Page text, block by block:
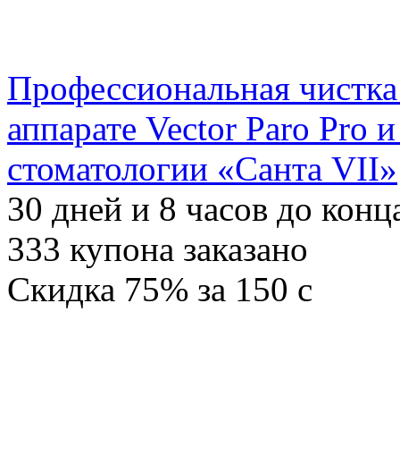
Профессиональная
аппарате Vector Paro Pro
стоматологии «Санта VII»
30 дней и 8 часов до
333 купона заказано
Скидка 75% за 150 c